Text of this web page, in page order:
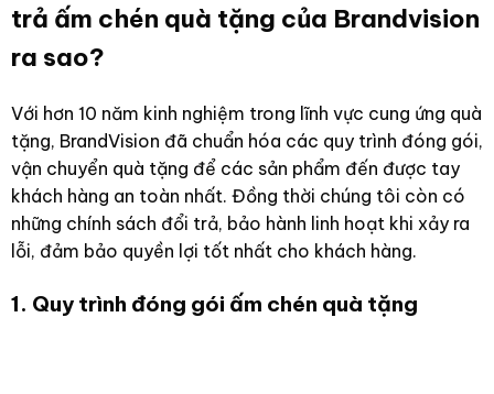
trả ấm chén quà tặng của Brandvision
ra sao?
Với hơn 10 năm kinh nghiệm trong lĩnh vực cung ứng quà
tặng, BrandVision đã chuẩn hóa các quy trình đóng gói,
vận chuyển quà tặng để các sản phẩm đến được tay
khách hàng an toàn nhất. Đồng thời chúng tôi còn có
những chính sách đổi trả, bảo hành linh hoạt khi xảy ra
lỗi, đảm bảo quyền lợi tốt nhất cho khách hàng.
1. Quy trình đóng gói ấm chén quà tặng